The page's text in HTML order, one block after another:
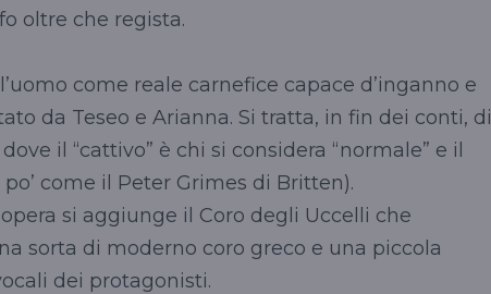
oltre che regista.
come reale carnefice capace d’inganno e
da Teseo e Arianna. Si tratta, in fin dei conti, di
il “cattivo” è chi si considera “normale” e il
come il Peter Grimes di Britten).
si aggiunge il Coro degli Uccelli che
sorta di moderno coro greco e una piccola
dei protagonisti.